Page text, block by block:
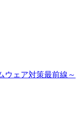
ウェア対策最前線～